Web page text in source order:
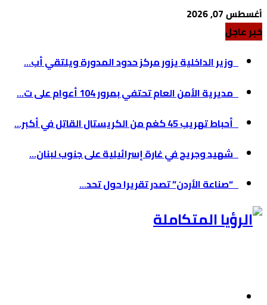
أغسطس 07, 2026
خبر عاجل
وزير الداخلية يزور مركز حدود المدورة ويلتقي أب...
مديرية الأمن العام تحتفي بمرور 104 أعوام على ت...
أحباط تهريب 45 كغم من الكريستال القاتل في أكبر...
شهيد وجريح في غارة إسرائيلية على جنوب لبنان...
“صناعة الأردن” تصدر تقريرا حول تحد...